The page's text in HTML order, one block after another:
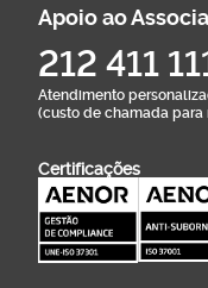
Apoio ao
212 411
Atendimento
(custo de chamada para
Certificações